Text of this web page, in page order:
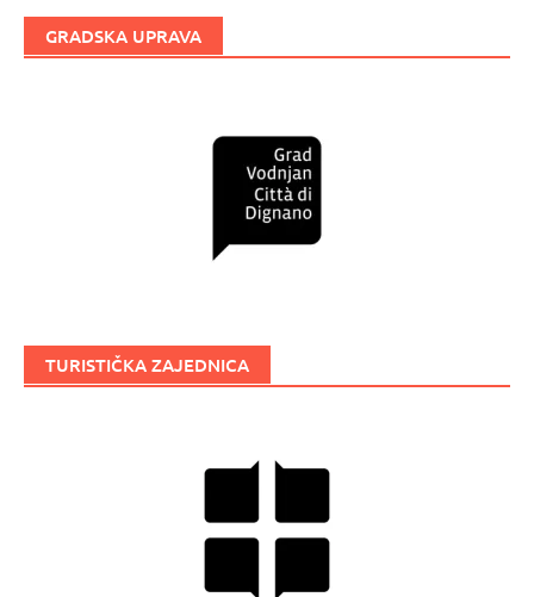
GRADSKA UPRAVA
TURISTIČKA ZAJEDNICA